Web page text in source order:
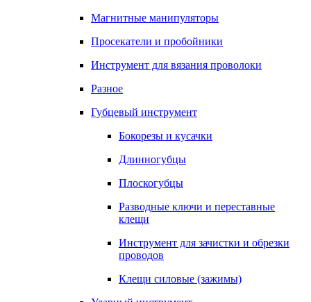
Магнитные манипуляторы
Просекатели и пробойники
Инструмент для вязания проволоки
Разное
Губцевый инструмент
Бокорезы и кусачки
Длинногубцы
Плоскогубцы
Разводные ключи и переставные
клещи
Инструмент для зачистки и обрезки
проводов
Клещи силовые (зажимы)